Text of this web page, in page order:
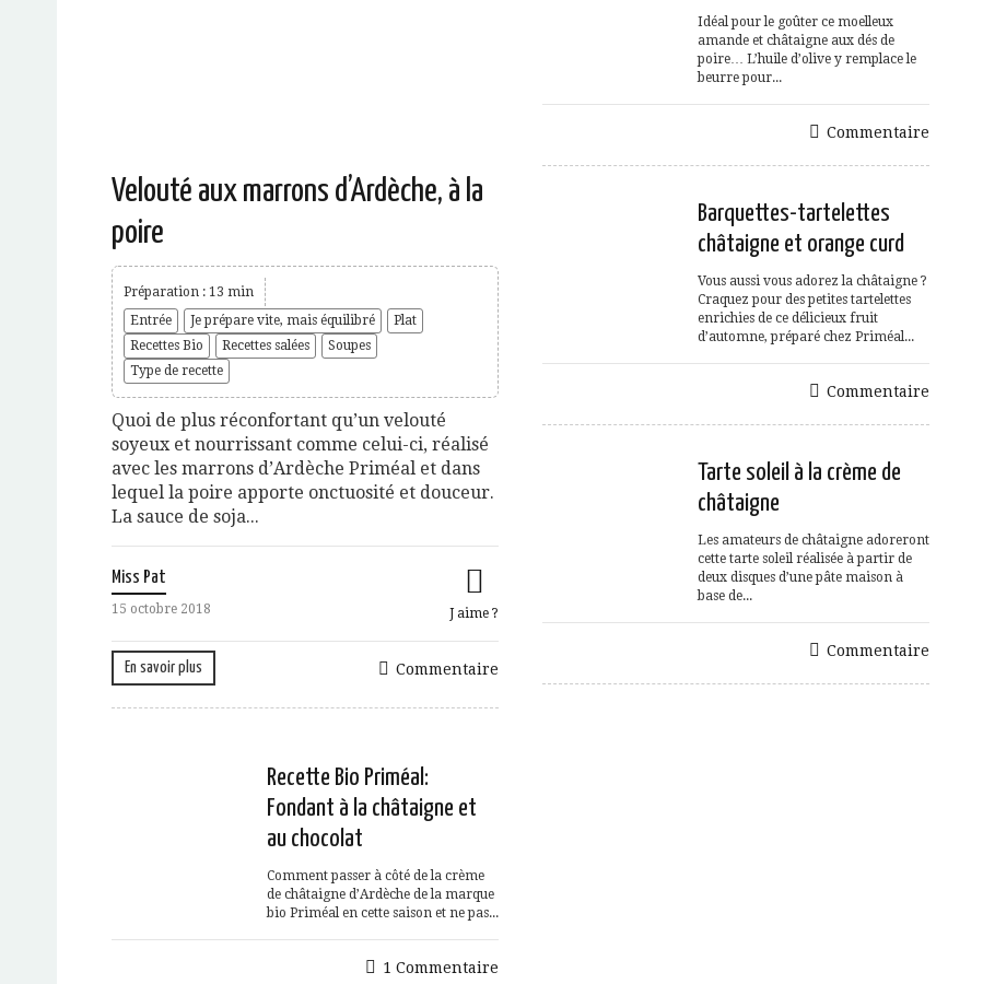
Velouté aux marrons d’Ardèche, à la
poire
Préparation : 13 min
Entrée
Je prépare vite, mais équilibré
Plat
Recettes Bio
Recettes salées
Soupes
Type de recette
Quoi de plus réconfortant qu’un velouté
soyeux et nourrissant comme celui-ci, réalisé
avec les marrons d’Ardèche Priméal et dans
lequel la poire apporte onctuosité et douceur.
La sauce de soja...
Miss Pat
15 octobre 2018 J aime ?
En savoir plus Commentaire
Idéal pour le goûter ce moelleux
amande et châtaigne aux dés de
poire… L’huile d’olive y remplace le
beurre pour...
Commentaire
Barquettes-tartelettes
châtaigne et orange curd
Vous aussi vous adorez la châtaigne ?
Craquez pour des petites tartelettes
enrichies de ce délicieux fruit
d’automne, préparé chez Priméal...
Commentaire
Tarte soleil à la crème de
châtaigne
Les amateurs de châtaigne adoreront
cette tarte soleil réalisée à partir de
deux disques d’une pâte maison à
base de...
Commentaire
Recette Bio Priméal:
Fondant à la châtaigne et
au chocolat
Comment passer à côté de la crème
de châtaigne d’Ardèche de la marque
bio Priméal en cette saison et ne pas...
1 Commentaire